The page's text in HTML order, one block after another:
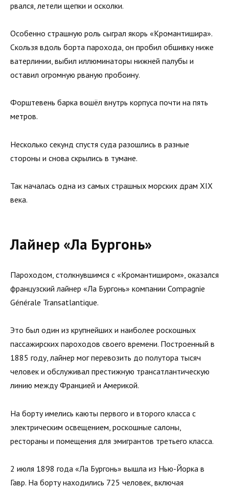
рвался, летели щепки и осколки.
Особенно страшную роль сыграл якорь «Кромантишира».
Скользя вдоль борта парохода, он пробил обшивку ниже
ватерлинии, выбил иллюминаторы нижней палубы и
оставил огромную рваную пробоину.
Форштевень барка вошёл внутрь корпуса почти на пять
метров.
Несколько секунд спустя суда разошлись в разные
стороны и снова скрылись в тумане.
Так началась одна из самых страшных морских драм XIX
века.
Лайнер «Ла Бургонь»
Пароходом, столкнувшимся с «Кромантиширом», оказался
французский лайнер «Ла Бургонь» компании Compagnie
Générale Transatlantique.
Это был один из крупнейших и наиболее роскошных
пассажирских пароходов своего времени. Построенный в
1885 году, лайнер мог перевозить до полутора тысяч
человек и обслуживал престижную трансатлантическую
линию между Францией и Америкой.
На борту имелись каюты первого и второго класса с
электрическим освещением, роскошные салоны,
рестораны и помещения для эмигрантов третьего класса.
2 июля 1898 года «Ла Бургонь» вышла из Нью-Йорка в
Гавр. На борту находились 725 человек, включая